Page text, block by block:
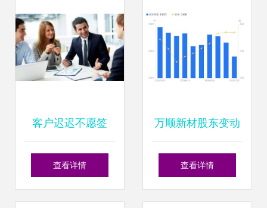
解决方案
客户迟迟不愿签
单，销售应如何有
查看详情
万顺新材股东变动
分析 股东户数下
查看详情